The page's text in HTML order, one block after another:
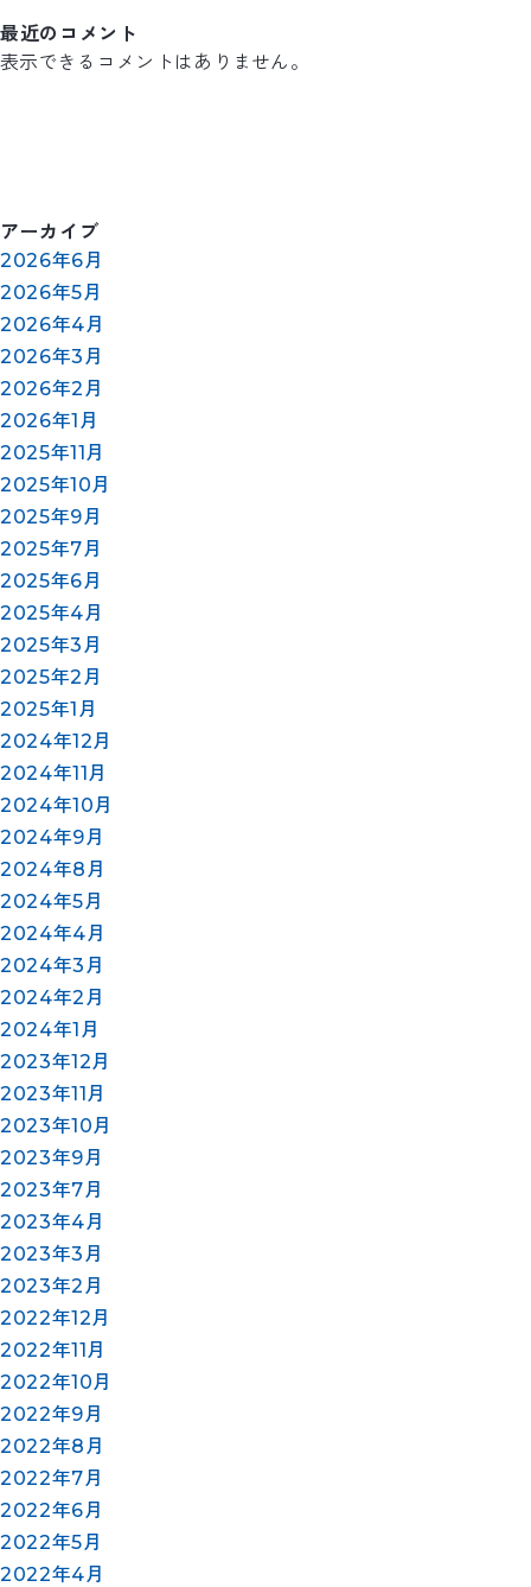
最近のコメント
表示できるコメントはありません。
アーカイブ
2026年6月
2026年5月
2026年4月
2026年3月
2026年2月
2026年1月
2025年11月
2025年10月
2025年9月
2025年7月
2025年6月
2025年4月
2025年3月
2025年2月
2025年1月
2024年12月
2024年11月
2024年10月
2024年9月
2024年8月
2024年5月
2024年4月
2024年3月
2024年2月
2024年1月
2023年12月
2023年11月
2023年10月
2023年9月
2023年7月
2023年4月
2023年3月
2023年2月
2022年12月
2022年11月
2022年10月
2022年9月
2022年8月
2022年7月
2022年6月
2022年5月
2022年4月